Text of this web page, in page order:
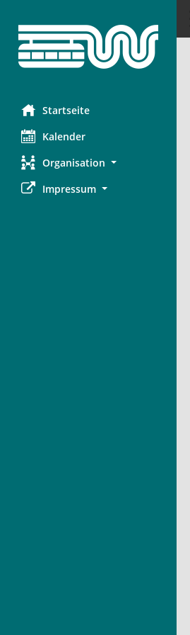
Startseite
Kalender
Organisation
Impressum